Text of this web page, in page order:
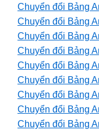
Chuyển đổi Bảng
Chuyển đổi Bảng
Chuyển đổi Bảng
Chuyển đổi Bảng
Chuyển đổi Bảng
Chuyển đổi Bảng
Chuyển đổi Bảng
Chuyển đổi Bảng
Chuyển đổi Bảng